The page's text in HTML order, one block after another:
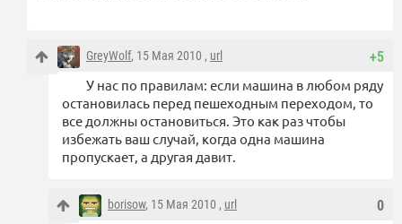
+5
GreyWolf, 15 Мая 2010 , url
У нас по правилам: если машина в любом ряду
остановилась перед пешеходным переходом, то
все должны остановиться. Это как раз чтобы
избежать ваш случай, когда одна машина
пропускает, а другая давит.
0
borisow, 15 Мая 2010 , url